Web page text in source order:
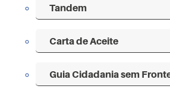
Tandem
Carta de Aceite
Guia Cidadania sem